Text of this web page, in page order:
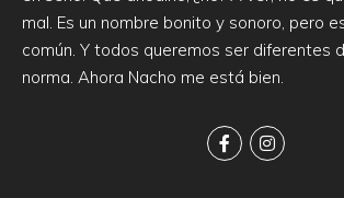
mal. Es un nombre bonito y sonoro, pero
común. Y todos queremos ser diferentes
norma. Ahora Nacho me está bien.